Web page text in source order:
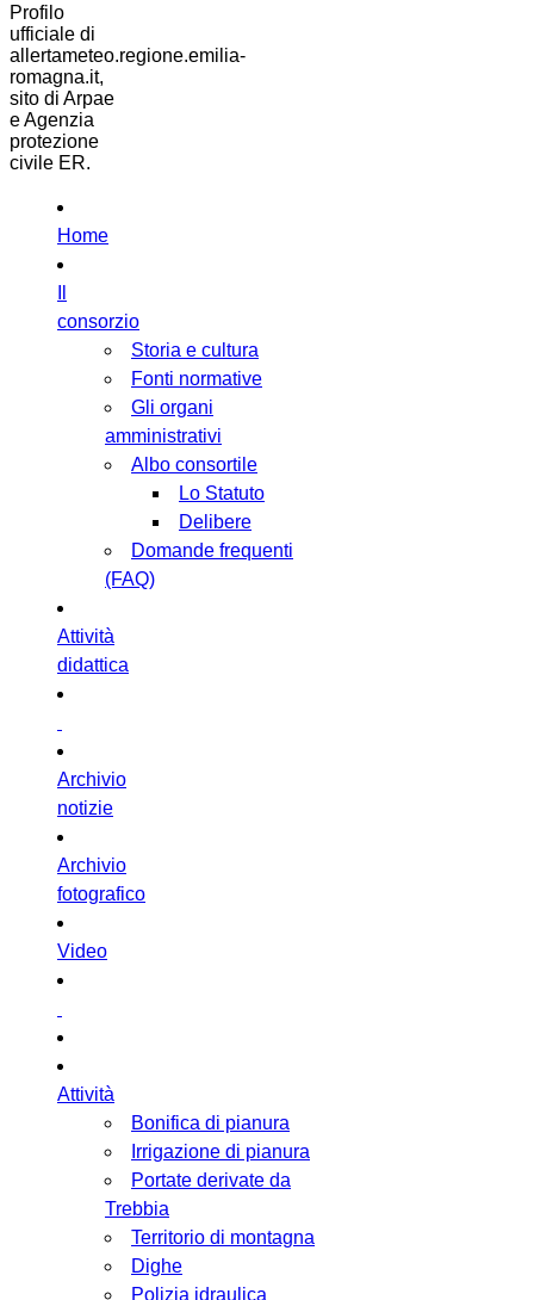
Profilo
ufficiale di
allertameteo.regione.emilia-
romagna.it,
sito di Arpae
e Agenzia
protezione
civile ER.
Home
consorzio
Storia e cultura
Fonti normative
Gli organi
amministrativi
Albo consortile
Lo Statuto
Delibere
Domande frequenti
(FAQ)
Attività
didattica
Archivio
notizie
Archivio
fotografico
Video
Attività
Bonifica di pianura
Irrigazione di pianura
Portate derivate da
Trebbia
Territorio di montagna
Dighe
Polizia idraulica